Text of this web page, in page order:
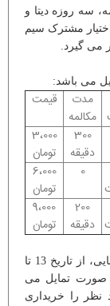
سه روزه دیتا و
مشترک سیم
می گیرد.
می باشد:
مدت
مکالمه
قیمت
300
دقیقه
3،000
تومان
0
6،000
تومان
200
دقیقه
9،000
تومان
امکان فعال سازی بسته های فوق با قیمت استثنایی، از تاریخ 13 تا
در صورت تمایل می
نظر را خریداری